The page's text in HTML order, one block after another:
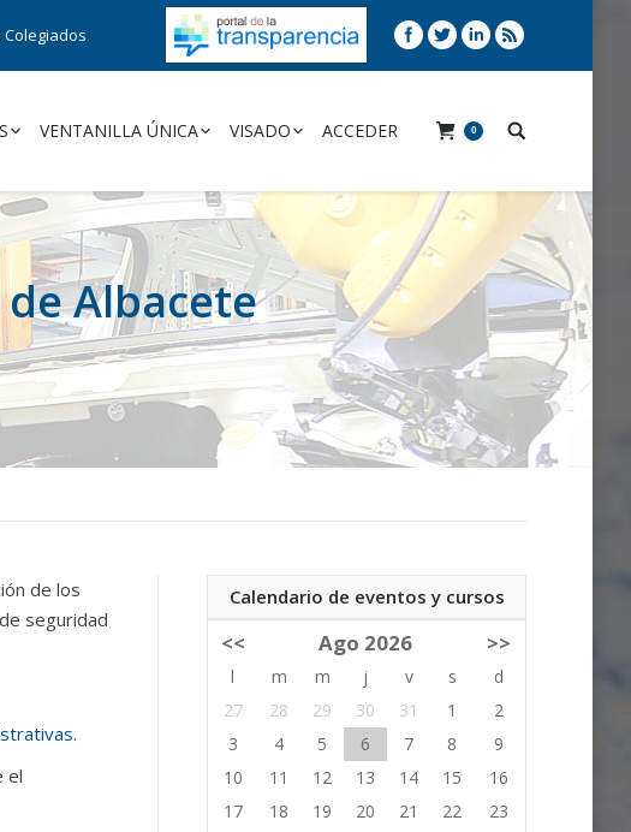
Colegiados
VENTANILLA ÚNICA VISADO ACCEDER 0
Albacete
de los
seguridad
el
Calendario de eventos y cursos
<< Ago 2026 >>
l m m j v s
d
27
28 29 30 31 1
2
3
4 5 6 7 8
9
10
11 12 13 14 15
16
17
18 19 20 21 22
23